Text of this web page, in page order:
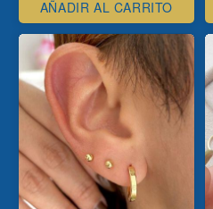
AÑADIR AL CARRITO